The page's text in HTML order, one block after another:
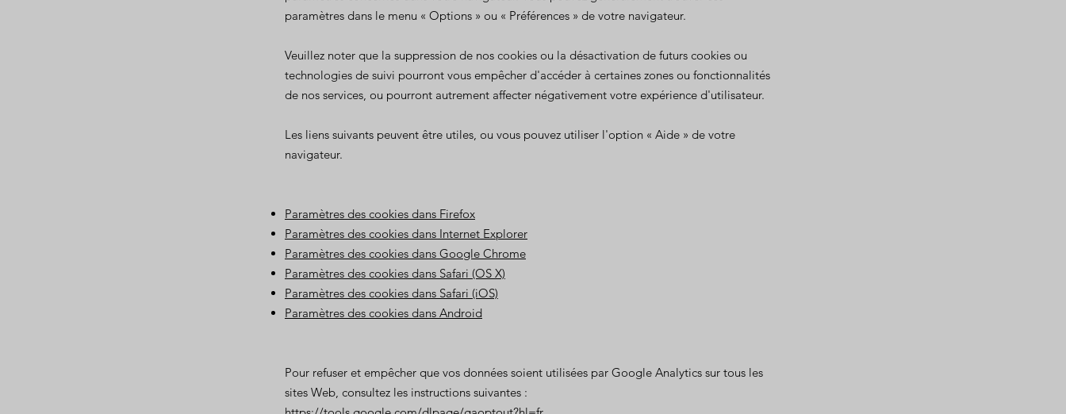
paramètres dans le menu « Options » ou « Préférences » de votre navigateur.
Veuillez noter que la suppression de nos cookies ou la désactivation de futurs cookies ou
technologies de suivi pourront vous empêcher d'accéder à certaines zones ou fonctionnalités
de nos services, ou pourront autrement affecter négativement votre expérience d'utilisateur.
Les liens suivants peuvent être utiles, ou vous pouvez utiliser l'option « Aide » de votre
navigateur.
Paramètres des cookies dans Firefox
Paramètres des cookies dans Internet Explorer
Paramètres des cookies dans Google Chrome
Paramètres des cookies dans Safari (OS X)
Paramètres des cookies dans Safari (iOS)
Paramètres des cookies dans Android
Pour refuser et empêcher que vos données soient utilisées par Google Analytics sur tous les
sites Web, consultez les instructions suivantes :